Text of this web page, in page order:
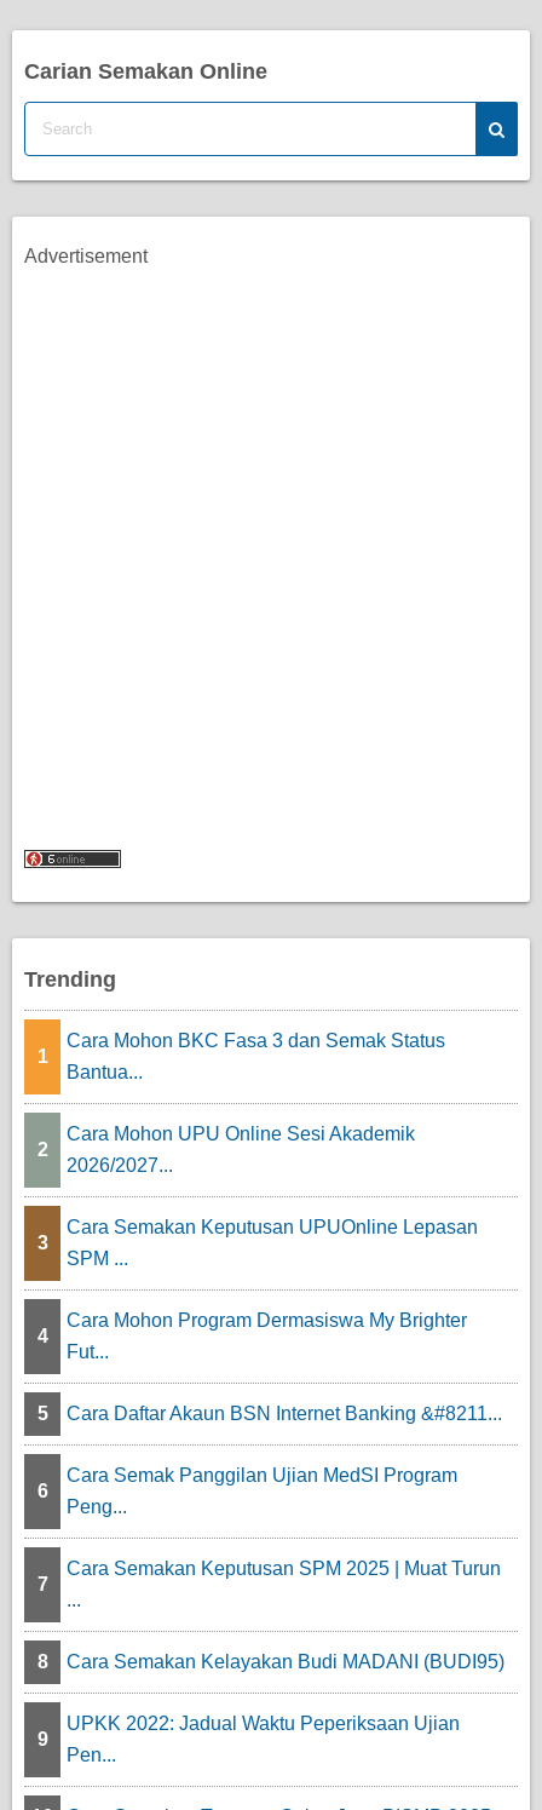
Carian Semakan Online
Advertisement
Trending
1
Cara Mohon BKC Fasa 3 dan Semak Status
Bantua...
2
Cara Mohon UPU Online Sesi Akademik
2026/2027...
3
Cara Semakan Keputusan UPUOnline Lepasan
SPM ...
4
Cara Mohon Program Dermasiswa My Brighter
Fut...
5 Cara Daftar Akaun BSN Internet Banking &#8211...
6
Cara Semak Panggilan Ujian MedSI Program
Peng...
7
Cara Semakan Keputusan SPM 2025 | Muat Turun
...
8 Cara Semakan Kelayakan Budi MADANI (BUDI95)
9
UPKK 2022: Jadual Waktu Peperiksaan Ujian
Pen...